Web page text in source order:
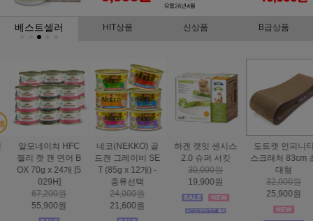
베스트셀러 HIT상품 신상품 B급상품
하겐 캣잇 센시스
2.0 슈퍼 서킷
30,000원
19,900원
도트캣 인피니티
스크래처 83cm 초
대형
32,000원
25,900원
스마트하트 골드
나인케어 캣 피부&
피모 6kg
60,000원
49,000원
도트캣 스크래처
집콕 TV
16,000원
12,900원